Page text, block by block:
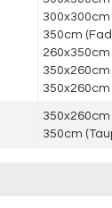
350cm
350cm